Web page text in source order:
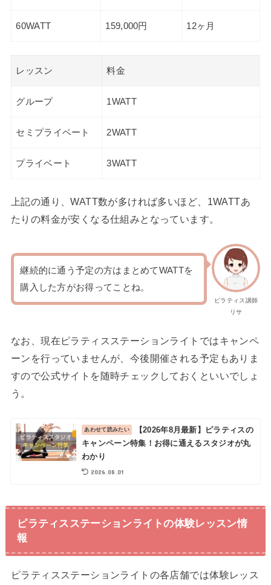
60WATT 159,000円 12ヶ月
レッスン 料金
グループ 1WATT
セミプライベート 2WATT
プライベート 3WATT
上記の通り、WATT数が多ければ多いほど、1WATTあ
たりの料金が安くなる仕組みとなっています。
ピラティス講師
リサ
継続的に通う予定の方はまとめてWATTを
購入した方がお得ってことね。
なお、現在ピラティスステーションライトではキャンペ
ーンを行っていませんが、今後開催される予定もありま
すので公式サイトを随時チェックしておくといいでしょ
う。
【2026年8月最新】ピラティスの
キャンペーン特集！お得に通えるスタジオが丸
わかり
2026.08.01
ピラティスステーションライトの体験レッスン情
報
ピラティスステーションライトの各店舗では体験レッス